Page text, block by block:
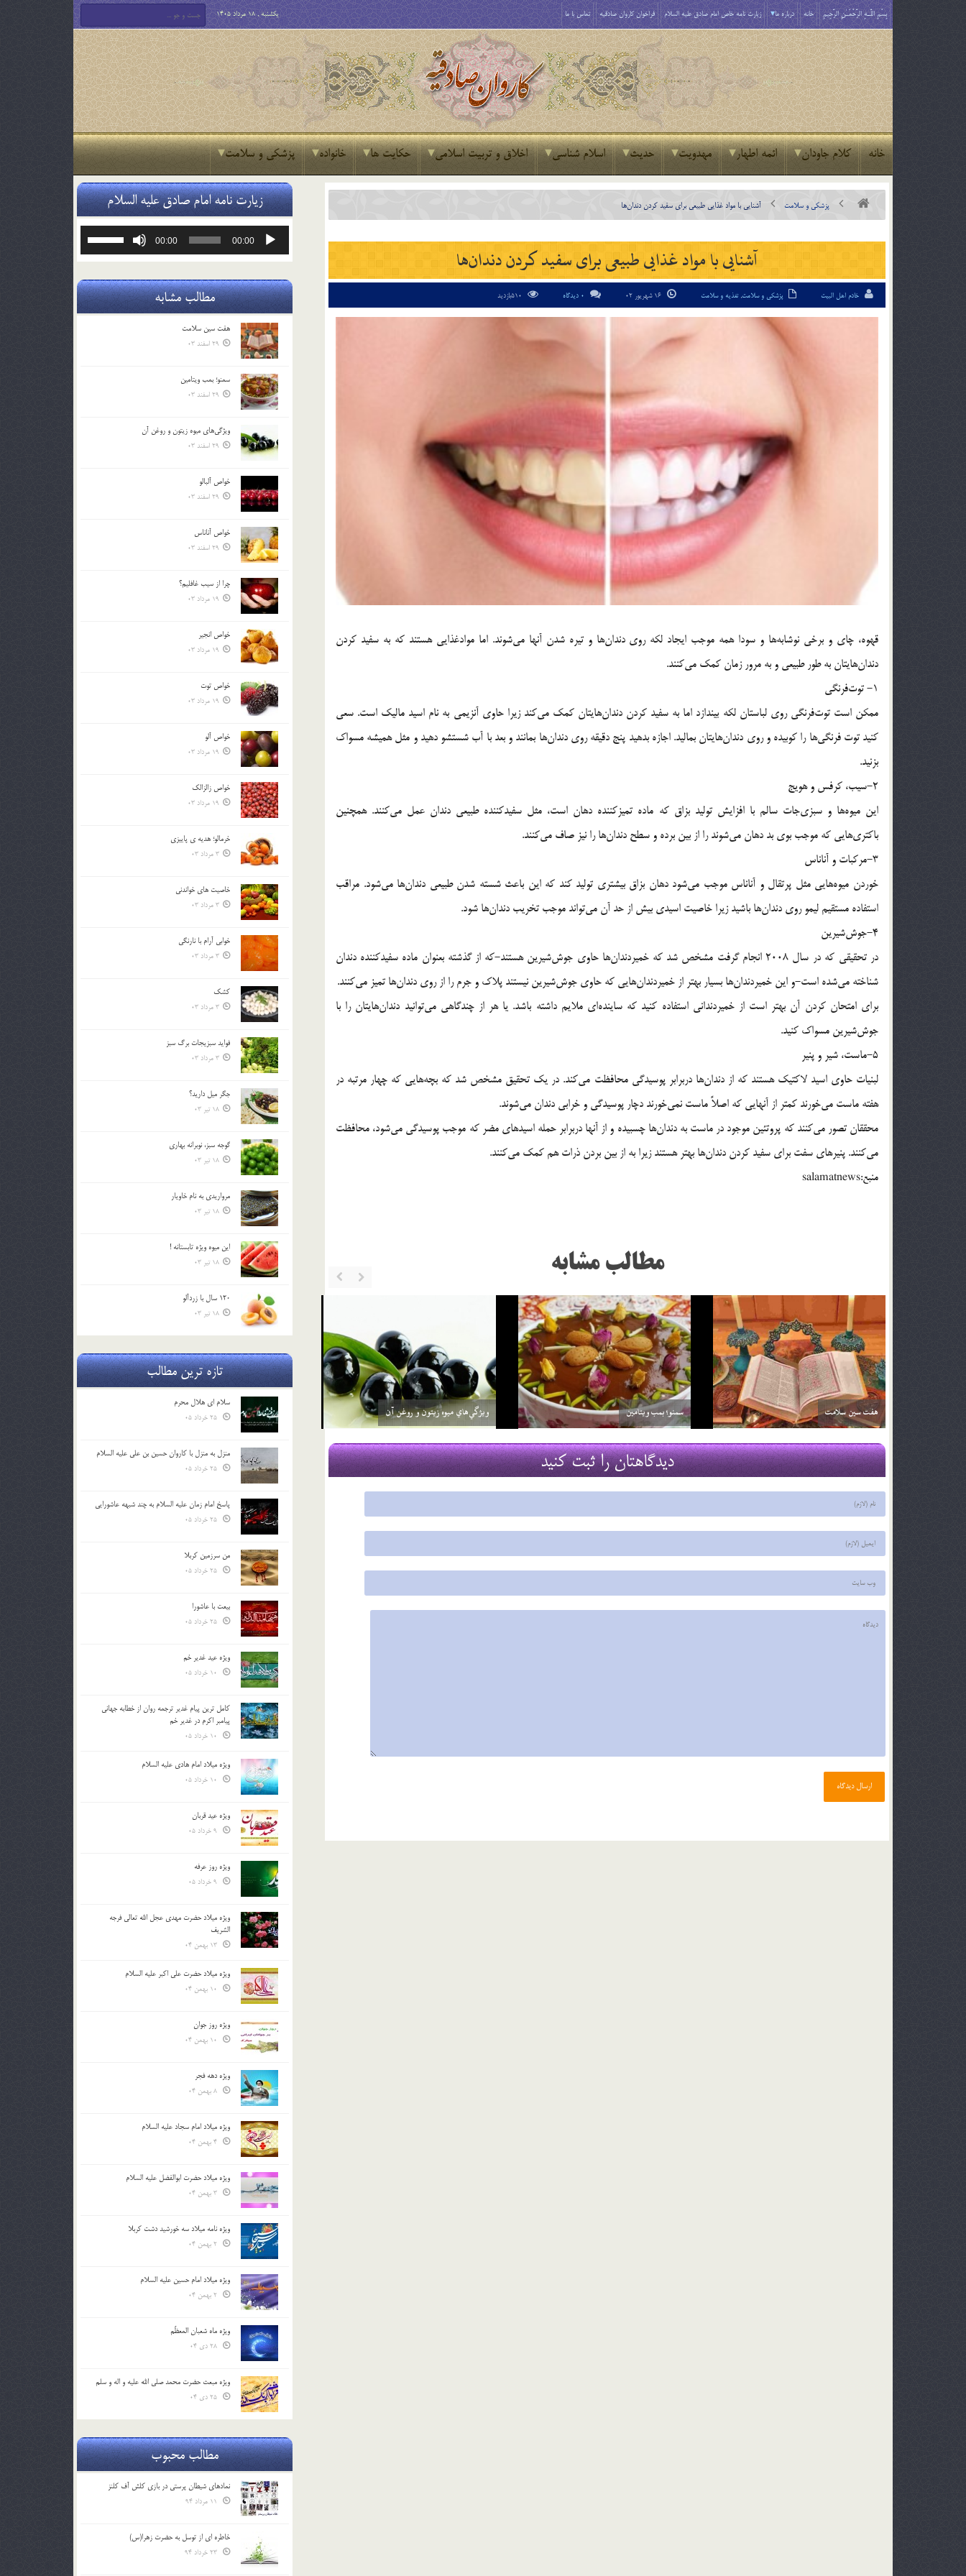
بِسْمِ اللَّـهِ الرَّحْمَـٰنِ الرَّحِيمِ خانه درباره ما زیارت نامه خاص امام صادق علیه السلام فراخوان کاروان صادقیه تماس با ما یکشنبه , 18 مرداد 1405
خانه کلام جاودان ائمه اطهار مهدویت حدیث اسلام شناسی اخلاق و تربیت اسلامی حکایت ها خانواده پزشکی و سلامت
پزشکی و سلامت آشنایی با مواد غذایی طبیعی برای سفید کردن دندان‌ها
آشنایی با مواد غذایی طبیعی برای سفید کردن دندان‌ها
خادم اهل البیت پزشکی و سلامت,تغذیه و سلامت 0 دیدگاه
قهوه، چای و برخی نوشابه‌ها و سودا همه موجب ایجاد لکه روی دندان‌ها و تیره شدن آنها می‌شوند. اما موادغذایی هستند که به سفید کردن
دندان‌هایتان به طور طبیعی و به مرور زمان کمک می‌کنند.
1- توت‌فرنگی
ممکن است توت‌فرنگی روی لباستان لکه بیندازد اما به سفید کردن دندان‌هایتان کمک می‌کند زیرا حاوی آنزیمی به نام اسید مالیک است. سعی
کنید توت ‌فرنگی‌ها را کوبیده و روی دندان‌هایتان بمالید. اجازه بدهید پنج دقیقه روی دندان‌ها بمانند و بعد با آب شستشو دهید و مثل همیشه مسواک
بزنید.
2-سیب، کرفس و هویج
این میوه‌ها و سبزی‌جات سالم با افزایش تولید بزاق که ماده تمیزکننده دهان است، مثل سفیدکننده طبیعی دندان عمل می‌کنند. همچنین
باکتری‌هایی که موجب بوی بد دهان می‌شوند را از بین برده و سطح دندان‌ها را نیز صاف می‌کنند.
3-مرکبات و آناناس
خوردن میوه‌هایی مثل پرتقال و آناناس موجب می‌شود دهان بزاق بیشتری تولید کند که این باعث شسته شدن طبیعی دندان‌ها می‌شود. مراقب
استفاده مستقیم لیمو روی دندان‌ها باشید زیرا خاصیت اسیدی بیش از حد آن می‌تواند موجب تخریب دندان‌ها شود.
4-جوش‌شیرین
در تحقیقی که در سال 2008 انجام گرفت مشخص شد که خمیردندان‌ها حاوی جوش‌شیرین هستند-که از گذشته بعنوان ماده سفیدکننده دندان
شناخته می‌شده است-و این خمیردندان‌ها بسیار بهتر از خمیردندان‌هایی که حاوی جوش‌شیرین نیستند پلاک و جرم را از روی دندان‌ها تمیز می‌کنند.
برای امتحان کردن آن بهتر است از خمیردندانی‌ استفاده کنید که ساینده‌ای ملایم داشته باشد. یا هر از چندگاهی می‌توانید دندان‌هایتان را با
جوش‌شیرین مسواک کنید.
5-ماست، شیر و پنیر
لبنیات حاوی اسید لاکتیک هستند که از دندان‌ها دربرابر پوسیدگی محافظت می‌کند. در یک تحقیق مشخص شد که بچه‌هایی که چهار مرتبه در
هفته ماست می‌خورند کمتر از آنهایی که اصلاً ماست نمی‌خورند دچار پوسیدگی و خرابی دندان می‌شوند.
محققان تصور می‌کنند که پروتئین موجود در ماست به دندان‌ها چسبیده و از آنها دربرابر حمله اسیدهای مضر که موجب پوسیدگی می‌شود، محافظت
می‌کنند. پنیرهای سفت برای سفید کردن دندان‌ها بهتر هستند زیرا به از بین بردن ذرات هم کمک می‌کنند.
منبع:salamatnews
مطالب مشابه
خواص آلبالو
29 اسفند 03
خواص آناناس
29 اسفند 03
چرا از سيب غافليم؟
19 مرداد 03
دیدگاهتان را ثبت کنید
زیارت نامه امام صادق علیه السلام
پخش‌کننده
00:00
00:00
یا
صدا
کلیدهای
مطالب مشابه
هفت سين سلامت
29 اسفند 03
سمنو؛ بمب ويتامين
29 اسفند 03
ويژگي‌هاي ميوه زيتون و روغن آن
29 اسفند 03
خواص آلبالو
29 اسفند 03
خواص آناناس
29 اسفند 03
چرا از سيب غافليم؟
19 مرداد 03
خواص انجير
19 مرداد 03
خواص توت
19 مرداد 03
خواص آلو
19 مرداد 03
خواص زالزالک
19 مرداد 03
خرمالو؛ هديه ي پاييزي
3 مرداد 03
خاصيت هاي خواندني
3 مرداد 03
خوابي آرام با نارنگي
3 مرداد 03
کشک
3 مرداد 03
فوايد سبزيجات برگ سبز
3 مرداد 03
جگر ميل داريد؟
18 تیر 03
گوجه سبز، نوبرانه بهاري
18 تیر 03
مرواريدي به نام خاويار
18 تیر 03
اين ميوه ويژه تابستانه !
18 تیر 03
120 سال با زردآلو
18 تیر 03
تازه ترین مطالب
سلام ای هلال محرم
منزل به منزل با کاروان حسین بن علی علیه السلام
پاسخ امام زمان علیه السلام به چند شبهه عاشورایی
من سرزمین کربلا
بیعت با عاشورا
ویژه عید غدیر خم
کامل ترین پیام غدیر ترجمه روان از خطابه جهانی
پیامبر اکرم در غدیر خم
ویژه میلاد امام هادی علیه السلام
ویژه عید قربان
ویژه روز عرفه
ویژه میلاد حضرت مهدی عجل الله تعالی فرجه
الشريف
ویژه میلاد حضرت علی اکبر علیه السلام
ویژه روز جوان
ویژه دهه فجر
ویژه میلاد امام سجاد علیه السلام
ویژه میلاد حضرت ابوالفضل علیه السلام
ویژه نامه میلاد سه خورشید دشت کربلا
ویژه میلاد امام حسین علیه السلام
ویژه ماه شعبان المعظّم
ویژه مبعث حضرت محمد صلی الله علیه و اله و سلم
مطالب محبوب
نمادهای شیطان پرستی در بازی کلش آف کلنز
خاطره ای از توسل به حضرت زهرا(س)